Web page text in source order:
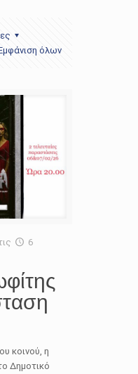
όλων
6
κοινού, η
Δημοτικό